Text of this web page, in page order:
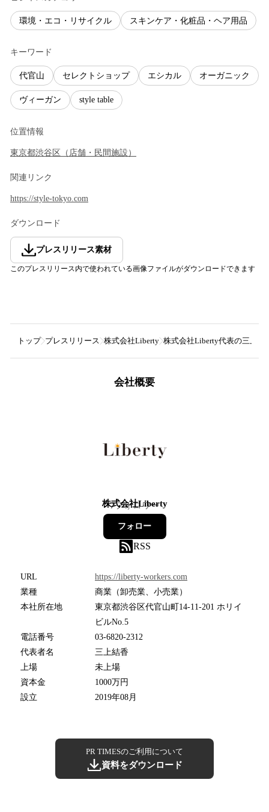
環境・エコ・リサイクル スキンケア・化粧品・ヘア用品
キーワード
代官山 セレクトショップ エシカル オーガニック
ヴィーガン style table
位置情報
東京都渋谷区 （ 店舗・民間施設 ）
関連リンク
https://style-tokyo.com
ダウンロード
プレスリリース素材
このプレスリリース内で使われている画像ファイルがダウンロードできます
トップ プレスリリース 株式会社Liberty 株式会社Liberty代表の三上が
会社概要
株式会社Liberty
7フォロワー
フォロー
RSS
URL
https://liberty-workers.com
業種
商業（卸売業、小売業）
本社所在地
東京都渋谷区代官山町14-11-201 ホリイ
ビルNo.5
電話番号
03-6820-2312
代表者名
三上結香
上場
未上場
資本金
1000万円
設立
2019年08月
PR TIMESのご利用について
資料をダウンロード